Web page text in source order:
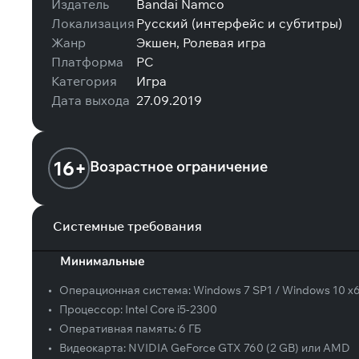
Издатель
Bandai Namco
Локализация Русский (интерфейс и субтитры)
Жанр
Экшен, Ролевая игра
Платформа
PC
Категория
Игра
Дата выхода 27.09.2019
16+ Возрастное ограничение
Системные требования
Минимальные
• Операционная система:Windows 7 SP1 / Windows 10
•
Процессор: Intel Core i5-2300
•
Оперативная память: 6 ГБ
•
Видеокарта: NVIDIA GeForce GTX 760 (2 GB) или AMD